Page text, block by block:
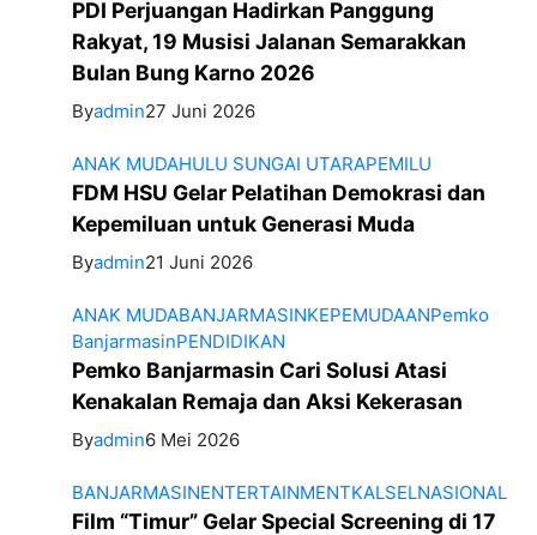
PDI Perjuangan Hadirkan Panggung
Rakyat, 19 Musisi Jalanan Semarakkan
Bulan Bung Karno 2026
Byadmin27 Juni 2026
ANAK MUDAHULU SUNGAI UTARAPEMILU
FDM HSU Gelar Pelatihan Demokrasi dan
Kepemiluan untuk Generasi Muda
Byadmin21 Juni 2026
ANAK MUDABANJARMASINKEPEMUDAANPemko
BanjarmasinPENDIDIKAN
Pemko Banjarmasin Cari Solusi Atasi
Kenakalan Remaja dan Aksi Kekerasan
Byadmin6 Mei 2026
BANJARMASINENTERTAINMENTKALSELNASIONAL
Film “Timur” Gelar Special Screening di 17